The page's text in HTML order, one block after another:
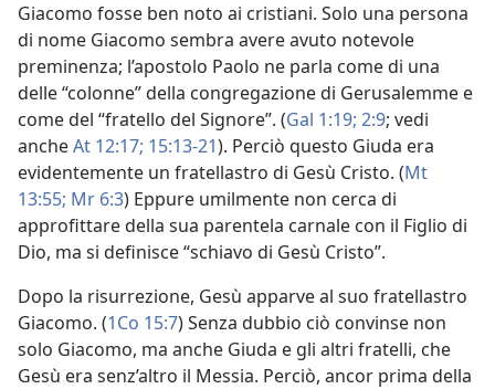
Giacomo fosse ben noto ai cristiani. Solo una persona
di nome Giacomo sembra avere avuto notevole
preminenza; l’apostolo Paolo ne parla come di una
delle “colonne” della congregazione di Gerusalemme e
come del “fratello del Signore”. (Gal 1:19; 2:9; vedi
ancheAt 12:17; 15:13-21). Perciò questo Giuda era
evidentemente un fratellastro di Gesù Cristo. (Mt
13:55; Mr 6:3) Eppure umilmente non cerca di
approfittare della sua parentela carnale con il Figlio di
Dio, ma si definisce “schiavo di Gesù Cristo”.
Dopo la risurrezione, Gesù apparve al suo fratellastro
Giacomo. (1Co 15:7) Senza dubbio ciò convinse non
solo Giacomo, ma anche Giuda e gli altri fratelli, che
Gesù era senz’altro il Messia. Perciò, ancor prima della